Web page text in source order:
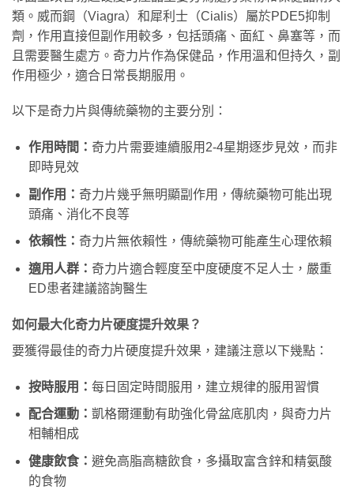
類。威而鋼（Viagra）和犀利士（Cialis）屬於PDE5抑制
劑，作用直接但副作用較多，包括頭痛、面紅、鼻塞等，而
且需要醫生處方。奇力片作為保健品，作用溫和但持久，副
作用極少，適合日常長期服用。
以下是奇力片與傳統藥物的主要分別：
作用時間： 奇力片需要連續服用2-4星期逐步見效，而非
即時見效
副作用： 奇力片幾乎無明顯副作用，傳統藥物可能出現
頭痛、消化不良等
依賴性： 奇力片無依賴性，傳統藥物可能產生心理依賴
適用人群： 奇力片適合輕度至中度硬度不足人士，嚴重
ED患者建議諮詢醫生
如何最大化奇力片硬度提升效果？
要獲得最佳的奇力片硬度提升效果，建議注意以下幾點：
按時服用： 每日固定時間服用，建立規律的服用習慣
配合運動： 凱格爾運動有助強化骨盆底肌肉，與奇力片
相輔相成
健康飲食： 避免高脂高糖飲食，多攝取富含鋅和精氨酸
的食物